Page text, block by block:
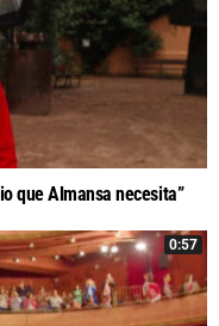
que Almansa necesita”
0:57